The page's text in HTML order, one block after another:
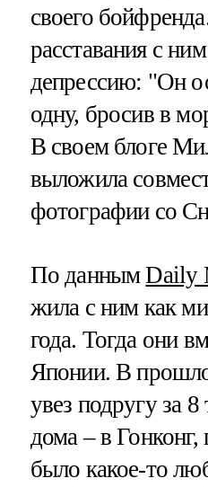
своего
расставания с
депрессию: "Он
одну, бросив в
В своем блоге
выложила
фотографии со
По даннымDaily
жила с ним как
года. Тогда они
Японии. В
увез подругу за
дома – в Гонконг,
было какое-то